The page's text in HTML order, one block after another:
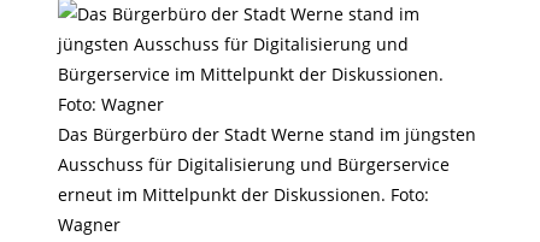
Das Bürgerbüro der Stadt Werne stand im jüngsten
Ausschuss für Digitalisierung und Bürgerservice
erneut im Mittelpunkt der Diskussionen. Foto:
Wagner